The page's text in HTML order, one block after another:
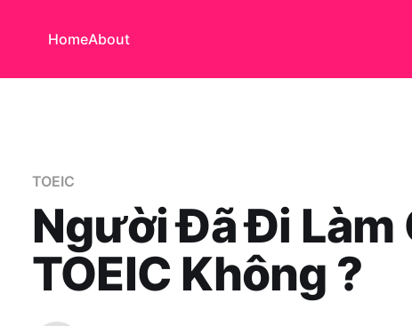
HomeAbout
TOEIC
Người Đã Đi Làm
TOEIC Không ?